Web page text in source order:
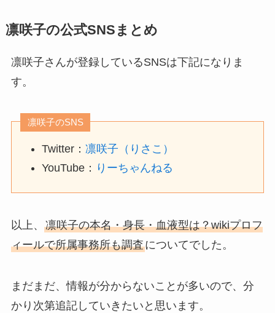
凛咲子の公式SNSまとめ
凛咲子さんが登録しているSNSは下記になりま
す。
凛咲子のSNS
Twitter：凛咲子（りさこ）
YouTube： りーちゃんねる
以上、 凛咲子の本名・身長・血液型は？wikiプロフ
ィールで所属事務所も調査についてでした。
まだまだ、情報が分からないことが多いので、分
かり次第追記していきたいと思います。